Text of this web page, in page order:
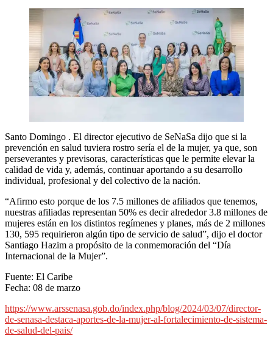
Santo Domingo . El director ejecutivo de SeNaSa dijo que si la
prevención en salud tuviera rostro sería el de la mujer, ya que, son
perseverantes y previsoras, características que le permite elevar la
calidad de vida y, además, continuar aportando a su desarrollo
individual, profesional y del colectivo de la nación.
“Afirmo esto porque de los 7.5 millones de afiliados que tenemos,
nuestras afiliadas representan 50% es decir alrededor 3.8 millones de
mujeres están en los distintos regímenes y planes, más de 2 millones
130, 595 requirieron algún tipo de servicio de salud”, dijo el doctor
Santiago Hazim a propósito de la conmemoración del “Día
Internacional de la Mujer”.
Fuente: El Caribe
Fecha: 08 de marzo
https://www.arssenasa.gob.do/index.php/blog/2024/03/07/director-
de-senasa-destaca-aportes-de-la-mujer-al-fortalecimiento-de-sistema-
de-salud-del-pais/